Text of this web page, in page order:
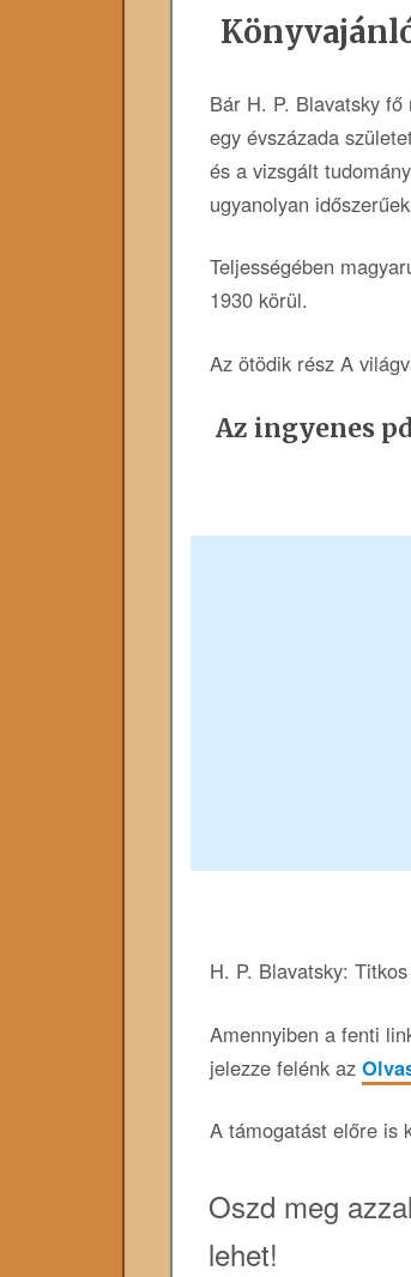
Bár H. P. Blavatsky
egy évszázada
és a vizsgált
ugyanolyan
Teljességében
1930 körül.
Az ötödik rész A
Az ingyenes
H. P. Blavatsky:
Amennyiben a fenti
jelezze felénk az
A támogatást előre is
Oszd meg
lehet!